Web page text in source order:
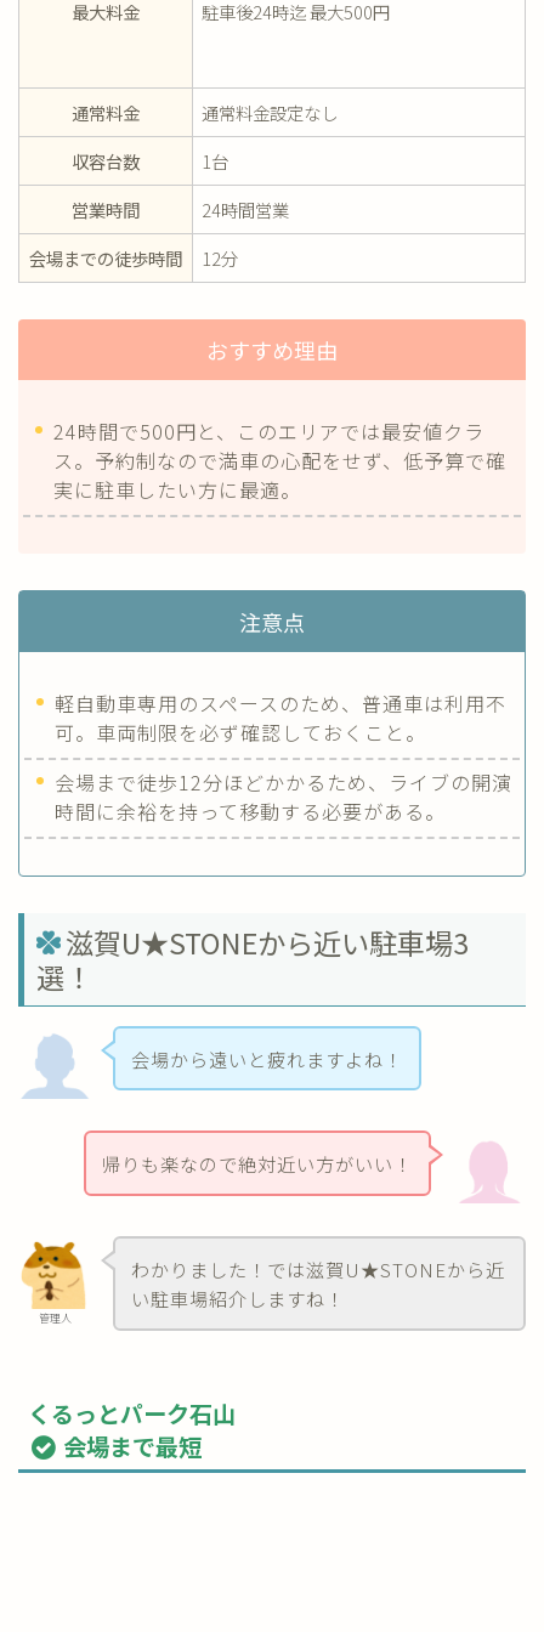
最大料金 駐車後24時迄 最大500円
通常料金
通常料金設定なし
収容台数
1台
営業時間
24時間営業
会場までの徒歩時間
12分
おすすめ理由
24時間で500円と、このエリアでは最安値クラ
ス。予約制なので満車の心配をせず、低予算で確
実に駐車したい方に最適。
注意点
軽自動車専用のスペースのため、普通車は利用不
可。車両制限を必ず確認しておくこと。
会場まで徒歩12分ほどかかるため、ライブの開演
時間に余裕を持って移動する必要がある。
滋賀U★STONEから近い駐車場3
選！
会場から遠いと疲れますよね！
帰りも楽なので絶対近い方がいい！
管理人
わかりました！では滋賀U★STONEから近
い駐車場紹介しますね！
くるっとパーク石山
会場まで最短